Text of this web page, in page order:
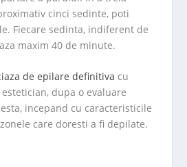
cinci sedinte, poti
Fiecare sedinta, indiferent de
maxim 40 de minute.
de epilare definitiva cu
dupa o evaluare
incepand cu caracteristicile
care doresti a fi depilate.